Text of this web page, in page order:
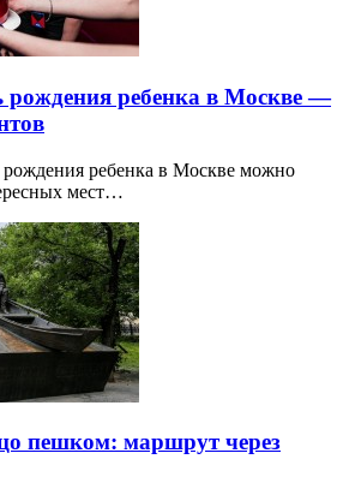
рождения ребенка в Москве —
рождения ребенка в Москве можно
мест…
пешком: маршрут через